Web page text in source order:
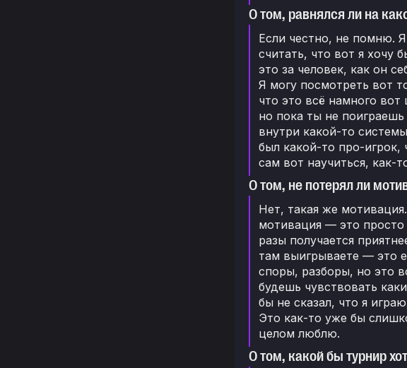
О том, равнялся ли на
Если честно, не помню.
считать, что вот я хочу
это за человек, как он
Я могу посмотреть вот
что это всё намного
но пока ты не
внутри какой-то
был какой-то про-игрок,
сам вот научиться, как-
О том, не потерял ли
Нет, такая же
мотивация — это
разы получается
там выигрываете — это
споры, разборы, но это
будешь чувствовать
бы не сказал, что я
Это как-то уже бы
целом люблю.
О том, какой бы турнир